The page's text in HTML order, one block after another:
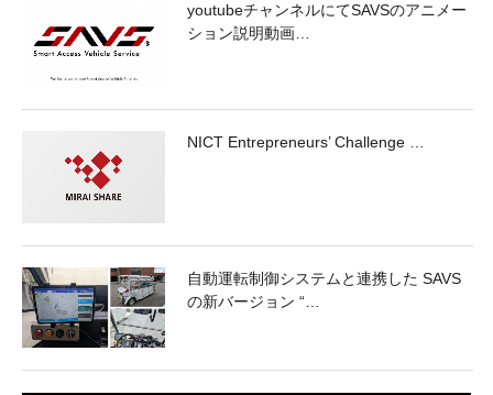
youtubeチャンネルにてSAVSのアニメー
ション説明動画…
NICT Entrepreneurs’ Challenge …
自動運転制御システムと連携した SAVS
の新バージョン “…